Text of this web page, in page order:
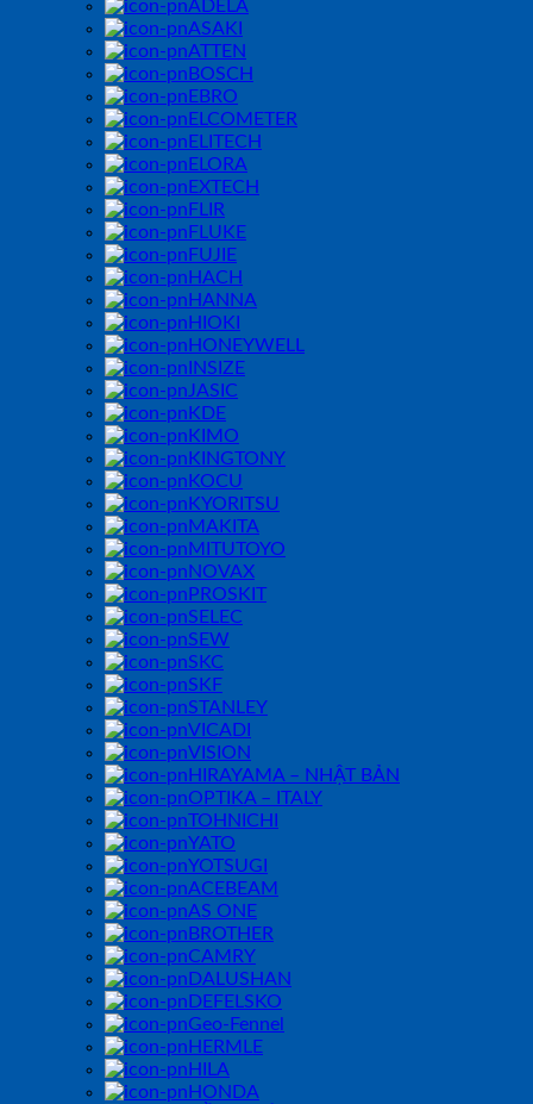
ADELA
ASAKI
ATTEN
BOSCH
EBRO
ELCOMETER
ELITECH
ELORA
EXTECH
FLIR
FLUKE
FUJIE
HACH
HANNA
HIOKI
HONEYWELL
INSIZE
JASIC
KDE
KIMO
KINGTONY
KOCU
KYORITSU
MAKITA
MITUTOYO
NOVAX
PROSKIT
SELEC
SEW
SKC
SKF
STANLEY
VICADI
VISION
HIRAYAMA – NHẬT BẢN
OPTIKA – ITALY
TOHNICHI
YATO
YOTSUGI
ACEBEAM
AS ONE
BROTHER
CAMRY
DALUSHAN
DEFELSKO
Geo-Fennel
HERMLE
HILA
HONDA